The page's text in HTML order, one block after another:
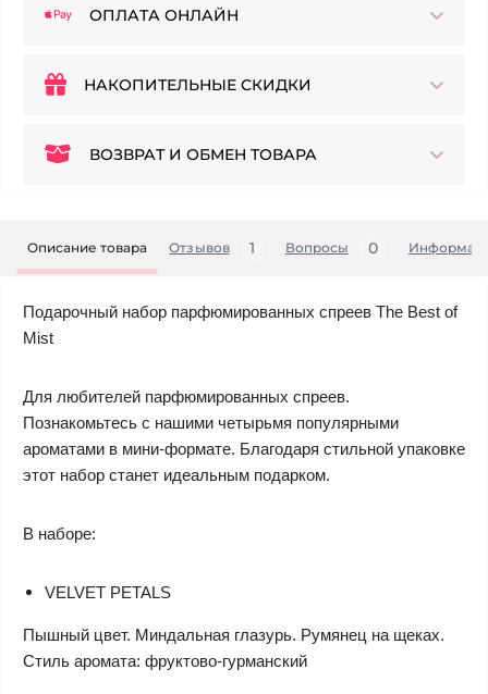
ОПЛАТА ОНЛАЙН
НАКОПИТЕЛЬНЫЕ СКИДКИ
ВОЗВРАТ И ОБМЕН ТОВАРА
Описание товара Отзывов 1 Вопросы 0
Подарочный набор парфюмированных спреев The Best of
Mist
Для любителей парфюмированных спреев.
Познакомьтесь с нашими четырьмя популярными
ароматами в мини-формате. Благодаря стильной упаковке
этот набор станет идеальным подарком.
В наборе:
VELVET PETALS
Пышный цвет. Миндальная глазурь. Румянец на щеках.
Стиль аромата: фруктово-гурманский